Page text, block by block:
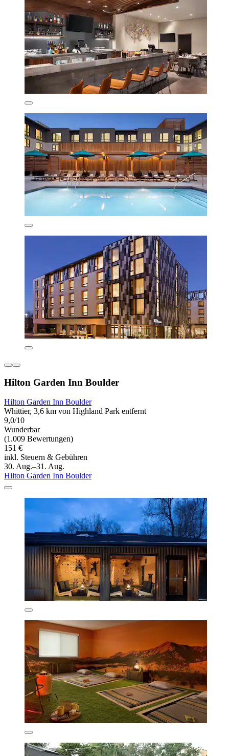
Hilton Garden Inn Boulder
Hilton Garden Inn Boulder
Whittier, 3,6 km von Highland Park entfernt
9,0/10
Wunderbar
(1.009 Bewertungen)
151 €
inkl. Steuern & Gebühren
30. Aug.–31. Aug.
Hilton Garden Inn Boulder